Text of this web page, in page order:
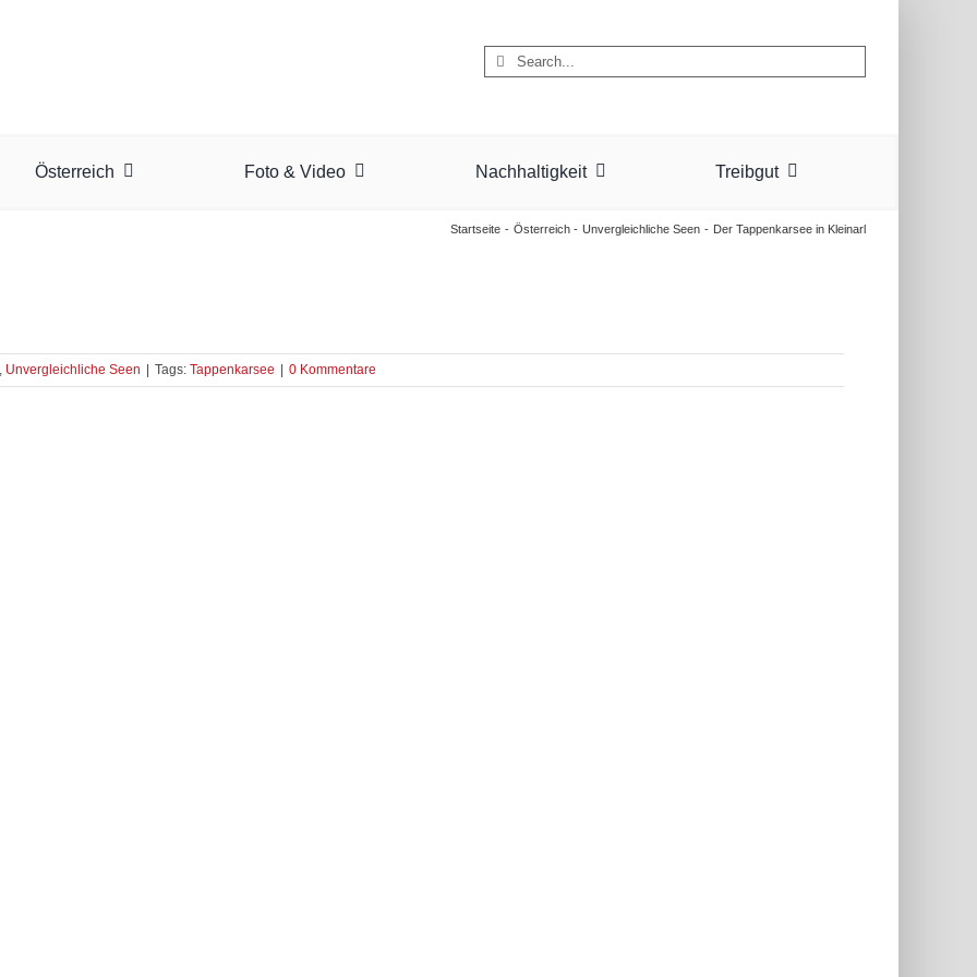
Suche
Österreich Foto & Video Nachhaltigkeit Treibgut
Startseite Österreich Unvergleichliche Seen Der Tappenkarsee in Kleinarl
, Unvergleichliche Seen Tags: Tappenkarsee 0 Kommentare